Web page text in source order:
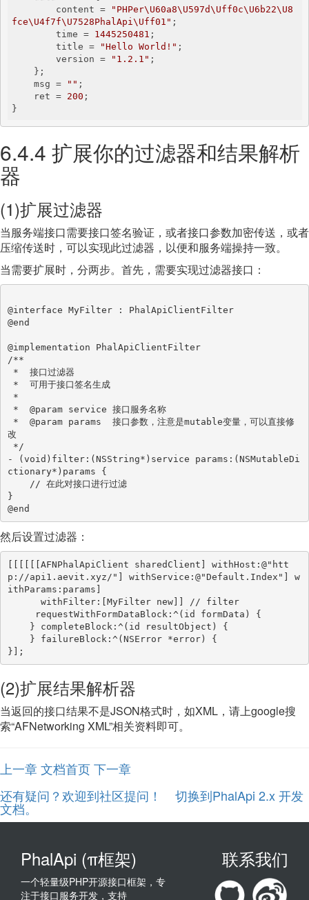
        content =
"PHPer\U60a8\U597d\Uff0c\U6b22\U8
fce\U4f7f\U7528PhalApi\Uff01" ;
        time =
1445250481 ;
        title =
"Hello World!" ;
        version =
"1.2.1" ;
    msg =
"" ;
    ret =
200 ;
}
6.4.4 扩展你的过滤器和结果解析
器
(1)扩展过滤器
当服务端接口需要接口签名验证，或者接口参数加密传送，或者
压缩传送时，可以实现此过滤器，以便和服务端操持一致。
当需要扩展时，分两步。首先，需要实现过滤器接口：
@interface MyFilter : PhalApiClientFilter
@end
@implementation PhalApiClientFilter
/**
改
- (void)filter:(NSString*)service params:(NSMutableDi
ctionary*)params {
}
@end
然后设置过滤器：
[[[[[[AFNPhalApiClient sharedClient] withHost:@"htt
p://api1.aevit.xyz/"] withService:@"Default.Index"] w
ithParams:params]
}];
(2)扩展结果解析器
当返回的接口结果不是JSON格式时，如XML，请上google搜
索“AFNetworking XML”相关资料即可。
上一章文档首页下一章
还有疑问？欢迎到社区提问！
切换到PhalApi 2.x 开发
文档。
PhalApi (π框架)
一个轻量级PHP开源接口框架，专
注于接口服务开发，支持
联系我们